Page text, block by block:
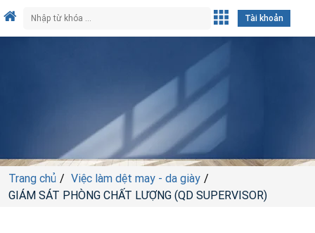
Tài khoản
Trang chủ
Việc làm dệt may - da giày
GIÁM SÁT PHÒNG CHẤT LƯỢNG (QD SUPERVISOR)